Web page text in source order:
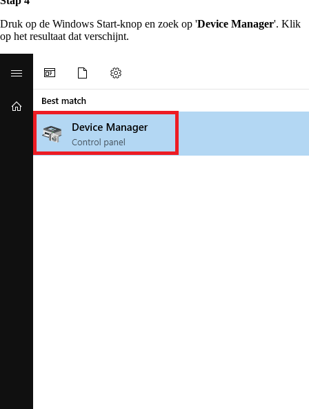
Druk op de Windows Start-knop en zoek op 'Device Manager'. Klik
op het resultaat dat verschijnt.